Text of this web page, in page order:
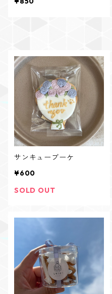
サンキューブーケ
¥600
SOLD OUT